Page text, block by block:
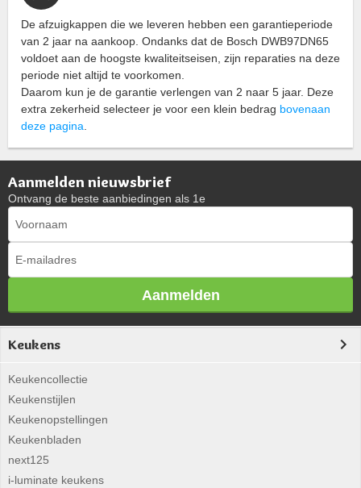
De afzuigkappen die we leveren hebben een garantieperiode
van 2 jaar na aankoop. Ondanks dat de Bosch DWB97DN65
voldoet aan de hoogste kwaliteitseisen, zijn reparaties na deze
periode niet altijd te voorkomen.
Daarom kun je de garantie verlengen van 2 naar 5 jaar. Deze
extra zekerheid selecteer je voor een klein bedrag bovenaan
deze pagina.
Aanmelden nieuwsbrief
Ontvang de beste aanbiedingen als 1e
Aanmelden
Keukens
Keukencollectie
Keukenstijlen
Keukenopstellingen
Keukenbladen
next125
i-luminate keukens